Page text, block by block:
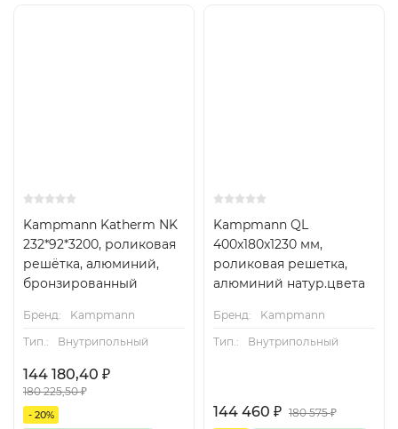
Kampmann Katherm NK
232*92*3200, роликовая
решётка, алюминий,
бронзированный
Бренд:
Kampmann
Тип.:
Внутрипольный
144 180,40 ₽
180 225,50₽
- 20%
Kampmann QL
400x180x1230 мм,
роликовая решетка,
алюминий натур.цвета
Бренд:
Kampmann
Тип.:
Внутрипольный
144 460 ₽ 180 575₽